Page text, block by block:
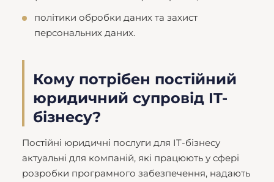
політики обробки даних та захист
персональних даних.
Кому потрібен постійний
юридичний супровід IT-
бізнесу?
Постійні юридичні послуги для IT-бізнесу
актуальні для компаній, які працюють у сфері
розробки програмного забезпечення, надають